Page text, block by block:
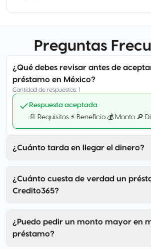
Preguntas
¿Qué debes revisar antes de
préstamo en México?
Cantidad de respuestas: 1
Respuesta aceptada
📄 Requisitos ⚡ Beneficio 💰 Monto 🔎
¿Cuánto tarda en llegar el dinero?
¿Cuánto cuesta de verdad un
Credito365?
¿Puedo pedir un monto mayor en
préstamo?